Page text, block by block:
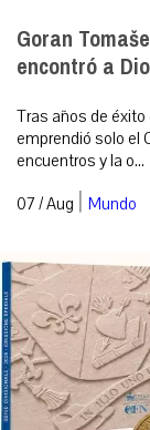
Goran
encontró a
Tras años de
emprendió solo el
encuentros y la o...
07 / Aug | Mundo